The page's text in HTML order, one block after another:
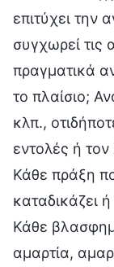
επιτύχει την
συγχωρεί τις
πραγματικά
το πλαίσιο;
κλπ.,
εντολές ή
Κάθε πράξη
καταδικάζει
Κάθε
αμαρτία,